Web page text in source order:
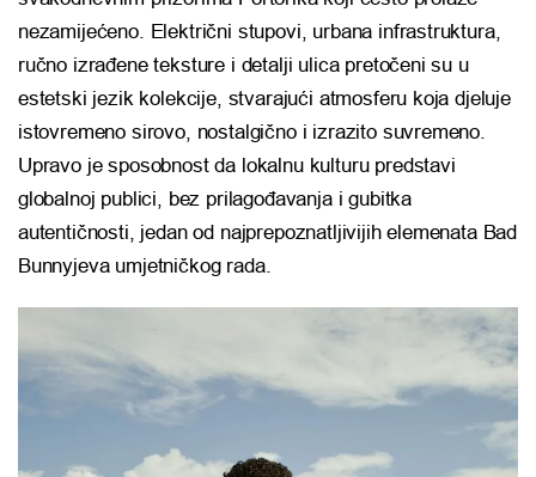
nezamijećeno. Električni stupovi, urbana infrastruktura,
ručno izrađene teksture i detalji ulica pretočeni su u
estetski jezik kolekcije, stvarajući atmosferu koja djeluje
istovremeno sirovo, nostalgično i izrazito suvremeno.
Upravo je sposobnost da lokalnu kulturu predstavi
globalnoj publici, bez prilagođavanja i gubitka
autentičnosti, jedan od najprepoznatljivijih elemenata Bad
Bunnyjeva umjetničkog rada.